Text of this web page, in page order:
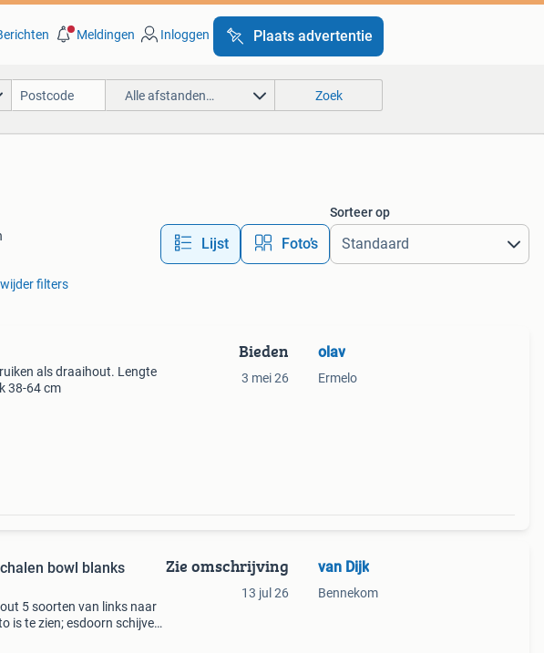
Meldingen Inloggen Plaats advertentie
Alle afstanden… Zoek
Lijst Foto’s
Sorteer op
filters
als draaihout. Lengte
38-64 cm
Bieden
3 mei 26
olav
Ermelo
bowl blanks
5 soorten van links naar
is te zien; esdoorn schijven,
Zie omschrijving
13 jul 26
van Dijk
Bennekom